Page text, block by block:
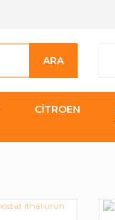
ARA
CİTROEN